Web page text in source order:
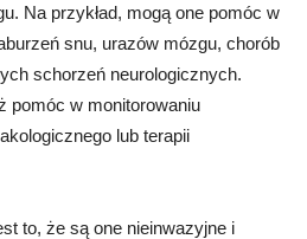
Na przykład, mogą one pomóc w
snu, urazów mózgu, chorób
schorzeń neurologicznych.
pomóc w monitorowaniu
lub terapii
to, że są one nieinwazyjne i